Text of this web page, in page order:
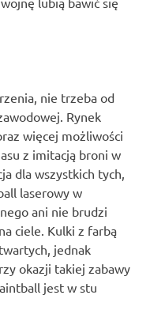
nie trzeba od
Rynek
więcej możliwości
z imitacją broni w
dla wszystkich tych,
laserowy w
ani nie brudzi
ciele. Kulki z farbą
jednak
okazji takiej zabawy
jest w stu